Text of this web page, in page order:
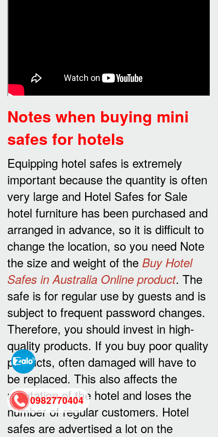
Notes when buying mini
safes for hotels
Equipping hotel safes is extremely
important because the quantity is often
very large and Hotel Safes for Sale
hotel furniture has been purchased and
arranged in advance, so it is difficult to
change the location, so you need Note
the size and weight of the Buy Hotel
Safes in Australia Online product. The
safe is for regular use by guests and is
subject to frequent password changes.
Therefore, you should invest in high-
quality products. If you buy poor quality
products, often damaged will have to
be replaced. This also affects the
reputation of the hotel and loses the
number of regular customers. Hotel
safes are advertised a lot on the
0982770404